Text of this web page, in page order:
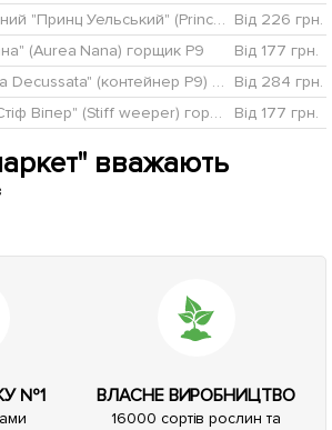
Ялівець горизонтальний "Принц Уельський" (Prince of Wales) горщик P9 Від 226 грн.
(Aurea Nana) горщик P9
Від 177 грн.
Мікробіота "Microbiota Decussata" (контейнер Р9) 1 саджанець в упаковці
Від 284 грн.
Модрина японська "Стіф Віпер" (Stiff weeper) горщик P9
Від 177 грн.
вважають
№1 ВЛАСНЕ ВИРОБНИЦТВО
16000 сортів рослин та